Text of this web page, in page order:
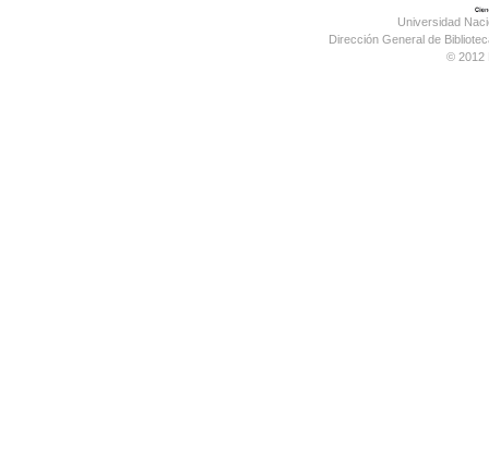
Universidad
Dirección General de
© 2012